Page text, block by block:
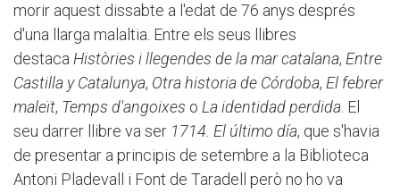
morir aquest dissabte a l'edat de 76 anys després
d'una llarga malaltia. Entre els seus llibres
destaca Històries i llegendes de la mar catalana, Entre
Castilla y Catalunya, Otra historia de Córdoba, El febrer
maleït, Temps d'angoixes o La identidad perdida . El
seu darrer llibre va ser 1714. El último día, que s'havia
de presentar a principis de setembre a la Biblioteca
Antoni Pladevall i Font de Taradell però no ho va